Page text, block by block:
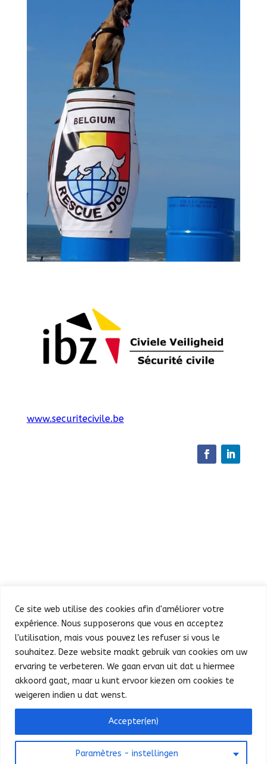
Ce site web utilise des cookies afin d'améliorer votre
expérience. Nous supposerons que vous en acceptez
l'utilisation, mais vous pouvez les refuser si vous le
souhaitez. Deze website maakt gebruik van cookies om uw
ervaring te verbeteren. We gaan ervan uit dat u hiermee
akkoord gaat, maar u kunt ervoor kiezen om cookies te
weigeren indien u dat wenst.
Paramètres - instellingen
Accepter(en)
www.securitecivile.be
Défilé
Fête au Parc
Concert et feu d’artifice
Infos pratiques
Presse
©SPF Intérieur - FOD Binnenlandse Zaken
2025 -Contact website-Privacy
Bonjour ! Puis-je vous aider ?